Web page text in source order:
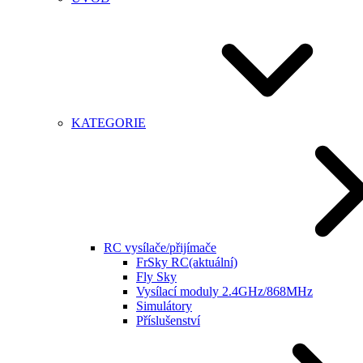
KATEGORIE
RC vysílače/přijímače
FrSky RC(aktuální)
Fly Sky
Vysílací moduly 2.4GHz/868MHz
Simulátory
Příslušenství